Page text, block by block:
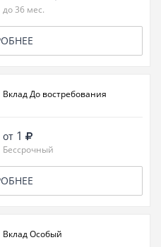
до 36 мес.
Вклад До востребования
от 1
Бессрочный
Вклад Особый